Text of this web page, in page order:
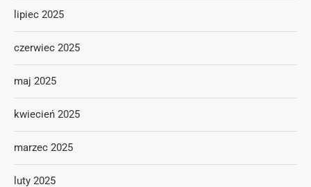
lipiec 2025
czerwiec 2025
maj 2025
kwiecień 2025
marzec 2025
luty 2025